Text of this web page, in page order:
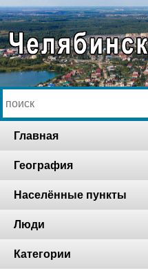
Главная
География
Населённые пункты
Люди
Категории